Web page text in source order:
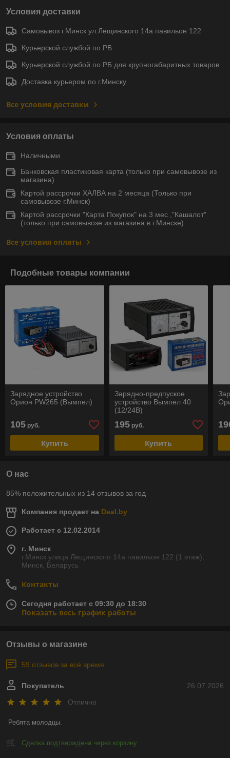
Условия доставки
Самовывоз г.Минск ул.Лещинского 14а павильон 122
Курьерской службой по РБ
Курьерской службой по РБ для крупногабаритных товаров
Доставка курьером по г.Минску
Все условия доставки
Условия оплаты
Наличными
Банковская пластиковая карта (только при самовывозе из
магазина)
Картой рассрочки ХАЛВА на 2 месяца (Только при
самовывозе г.Минск)
Картой рассрочки "Карта Покупок" на 3 мес ,"Кашалот"
(только при самовывозе из магазина в г.Минске)
Все условия оплаты
Подобные товары компании
Зарядное устройство
Орион PW265 (Вымпел)
105 руб.
Купить
Зарядно-предпуское
устройство Вымпел 40
(12/24B)
195руб.
Купить
О нас
85% положительных из 14 отзывов за год
Компания продает на Deal.by
Работает с 12.02.2014
г. Минск
г.Минск улица Лещинского 14а павильон 122 (1 этаж),
Минск, Беларусь
Контакты
Сегодня работает с 09:30 до 18:30
Показать весь график работы
Отзывы о магазине
59 отзывов за всё время
26.07.2026
Покупатель
Отлично
Ребята молодцы.
Сделка подтверждена через корзину